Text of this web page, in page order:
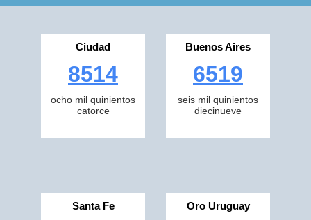
Ciudad
8514
ocho mil quinientos
catorce
Buenos Aires
6519
seis mil quinientos
diecinueve
Santa Fe Oro Uruguay